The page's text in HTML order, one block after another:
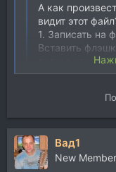
А как
видит этот
1. Записать на
Вставить
держа
вверх
Будем наблюдать
Вад1
New Member